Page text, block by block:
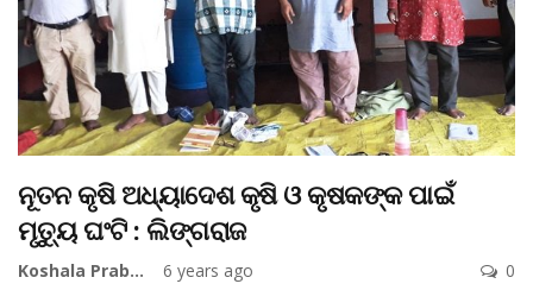
ନୂତନ କୃଷି ଅଧ୍ୟାଦେଶ କୃଷି ଓ କୃଷକଙ୍କ ପାଇଁ
ମୃତ୍ୟୁ ଘଂଟି : ଲିଙ୍ଗରାଜ
Koshala Prabaha 6 years ago 0